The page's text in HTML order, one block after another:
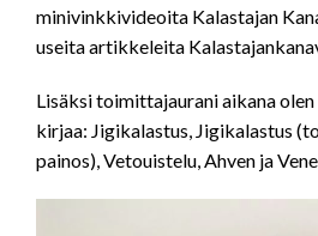
minivinkkivideoita Kalastajan
useita artikkeleita
Lisäksi toimittajaurani aikana
kirjaa: Jigikalastus, Jigikalastus
painos), Vetouistelu, Ahven ja